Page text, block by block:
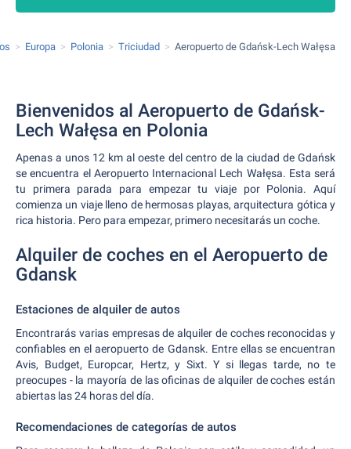
Europa Polonia Triciudad Aeropuerto de Gdańsk-Lech Wałęsa
Bienvenidos al Aeropuerto de Gdańsk-
Lech Wałęsa en Polonia
Apenas a unos 12 km al oeste del centro de la ciudad de Gdańsk
se encuentra el Aeropuerto Internacional Lech Wałęsa. Esta será
tu primera parada para empezar tu viaje por Polonia. Aquí
comienza un viaje lleno de hermosas playas, arquitectura gótica y
rica historia. Pero para empezar, primero necesitarás un coche.
Alquiler de coches en el Aeropuerto de
Gdansk
Estaciones de alquiler de autos
Encontrarás varias empresas de alquiler de coches reconocidas y
confiables en el aeropuerto de Gdansk. Entre ellas se encuentran
Avis, Budget, Europcar, Hertz, y Sixt. Y si llegas tarde, no te
preocupes - la mayoría de las oficinas de alquiler de coches están
abiertas las 24 horas del día.
Recomendaciones de categorías de autos